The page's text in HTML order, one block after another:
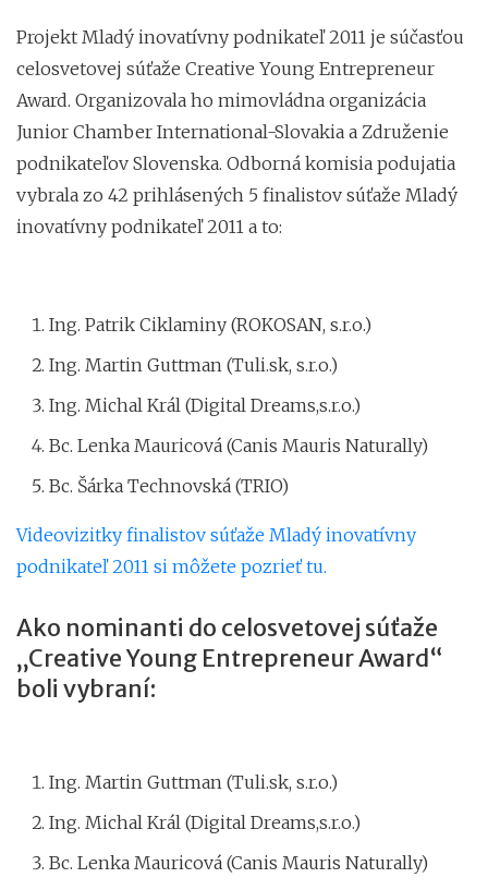
Projekt Mladý inovatívny podnikateľ 2011 je súčasťou
celosvetovej súťaže Creative Young Entrepreneur
Award. Organizovala ho mimovládna organizácia
Junior Chamber International-Slovakia a Združenie
podnikateľov Slovenska. Odborná komisia podujatia
vybrala zo 42 prihlásených 5 finalistov súťaže Mladý
inovatívny podnikateľ 2011 a to:
Ing. Patrik Ciklaminy (ROKOSAN, s.r.o.)
Ing. Martin Guttman (Tuli.sk, s.r.o.)
Ing. Michal Král (Digital Dreams,s.r.o.)
Bc. Lenka Mauricová (Canis Mauris Naturally)
Bc. Šárka Technovská (TRIO)
Videovizitky finalistov súťaže Mladý inovatívny
podnikateľ 2011 si môžete pozrieť tu.
Ako nominanti do celosvetovej súťaže
„Creative Young Entrepreneur Award“
boli vybraní:
Ing. Martin Guttman (Tuli.sk, s.r.o.)
Ing. Michal Král (Digital Dreams,s.r.o.)
Bc. Lenka Mauricová (Canis Mauris Naturally)